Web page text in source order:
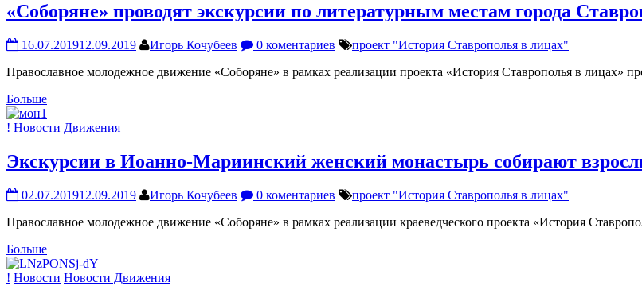
«Соборяне» проводят экскурсии по литературным местам города
16.07.201912.09.2019 Игорь Кочубеев 0 коментариев
проект "История Ставрополья в лицах"
Православное молодежное движение «Соборяне» в рамках реализации проекта «История Ставрополья в лицах»
Больше
! Новости Движения
Экскурсии в Иоанно-Мариинский женский монастырь собирают
02.07.201912.09.2019 Игорь Кочубеев 0 коментариев
проект "История Ставрополья в лицах"
Православное молодежное движение «Соборяне» в рамках реализации краеведческого проекта «История
Больше
! Новости Новости Движения